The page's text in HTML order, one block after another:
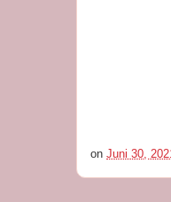
on Juni 30,